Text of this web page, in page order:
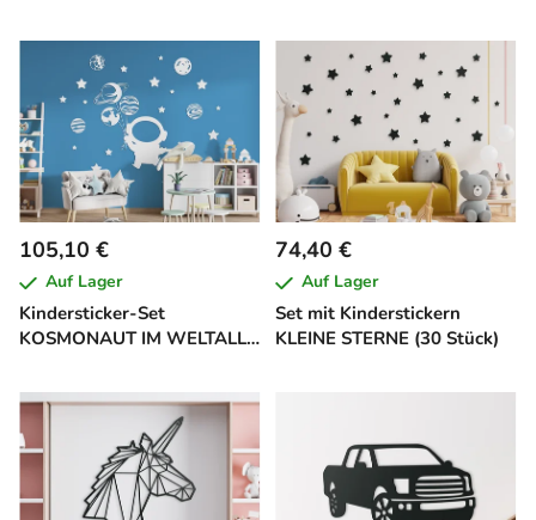
Kindersticker-Set
KOSMONAUT IM WELTALL
105,10 €
Auf Lager
Set mit Kinderstickern
KLEINE STERNE (30 Stück)
74,40 €
Auf Lager